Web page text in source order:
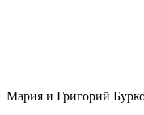
Мария и Григорий